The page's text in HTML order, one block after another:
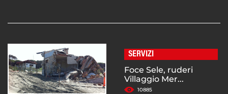
SERVIZI
Foce Sele, ruderi
Villaggio Mer...
10885